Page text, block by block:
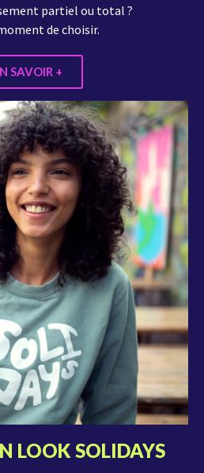
partiel ou total ?
de choisir.
SAVOIR +
LOOK SOLIDAYS